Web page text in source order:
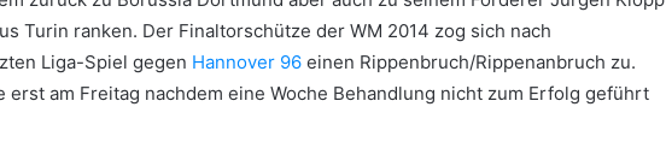
Turin ranken. Der Finaltorschütze der WM 2014 zog sich nach
Liga-Spiel gegen Hannover 96 einen Rippenbruch/Rippenanbruch zu.
erst am Freitag nachdem eine Woche Behandlung nicht zum Erfolg geführt